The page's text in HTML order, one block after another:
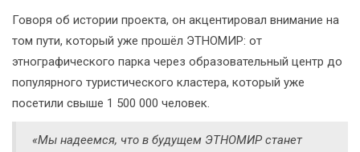
Говоря об истории проекта, он акцентировал внимание на
том пути, который уже прошёл ЭТНОМИР: от
этнографического парка через образовательный центр до
популярного туристического кластера, который уже
посетили свыше 1 500 000 человек.
«Мы надеемся, что в будущем ЭТНОМИР станет